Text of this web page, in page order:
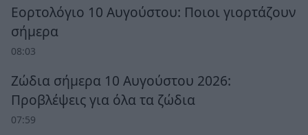
Εορτολόγιο 10 Αυγούστου: Ποιοι γιορτάζουν
σήμερα
08:03
Ζώδια σήμερα 10 Αυγούστου 2026:
Προβλέψεις για όλα τα ζώδια
07:59